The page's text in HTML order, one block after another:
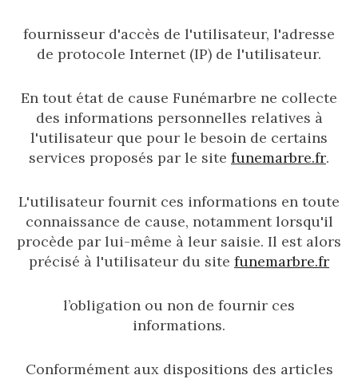
fournisseur d'accès de l'utilisateur, l'adresse
de protocole Internet (IP) de l'utilisateur.
En tout état de cause Funémarbre ne collecte
des informations personnelles relatives à
l'utilisateur que pour le besoin de certains
services proposés par le site funemarbre.fr.
L'utilisateur fournit ces informations en toute
connaissance de cause, notamment lorsqu'il
procède par lui-même à leur saisie. Il est alors
précisé à l'utilisateur du site funemarbre.fr
l’obligation ou non de fournir ces
informations.
Conformément aux dispositions des articles